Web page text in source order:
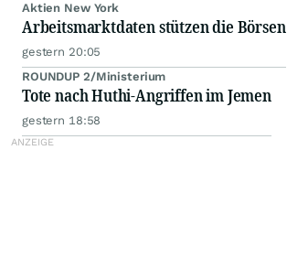
Aktien New York
Arbeitsmarktdaten stützen die Börsen
gestern 20:05
ROUNDUP 2/Ministerium
Tote nach Huthi-Angriffen im Jemen
gestern 18:58